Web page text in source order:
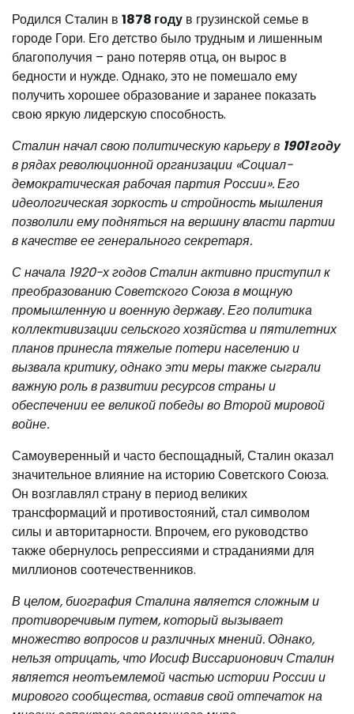
Родился Сталин в 1878 году в грузинской семье в
городе Гори. Его детство было трудным и лишенным
благополучия – рано потеряв отца, он вырос в
бедности и нужде. Однако, это не помешало ему
получить хорошее образование и заранее показать
свою яркую лидерскую способность.
Сталин начал свою политическую карьеру в 1901 году
в рядах революционной организации «Социал-
демократическая рабочая партия России». Его
идеологическая зоркость и стройность мышления
позволили ему подняться на вершину власти партии
в качестве ее генерального секретаря.
С начала 1920-х годов Сталин активно приступил к
преобразованию Советского Союза в мощную
промышленную и военную державу. Его политика
коллективизации сельского хозяйства и пятилетних
планов принесла тяжелые потери населению и
вызвала критику, однако эти меры также сыграли
важную роль в развитии ресурсов страны и
обеспечении ее великой победы во Второй мировой
войне.
Самоуверенный и часто беспощадный, Сталин оказал
значительное влияние на историю Советского Союза.
Он возглавлял страну в период великих
трансформаций и противостояний, стал символом
силы и авторитарности. Впрочем, его руководство
также обернулось репрессиями и страданиями для
миллионов соотечественников.
В целом, биография Сталина является сложным и
противоречивым путем, который вызывает
множество вопросов и различных мнений. Однако,
нельзя отрицать, что Иосиф Виссарионович Сталин
является неотъемлемой частью истории России и
мирового сообщества, оставив свой отпечаток на